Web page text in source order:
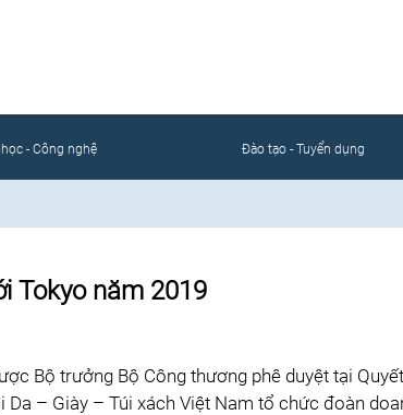
- Công nghệ Đào tạo - Tuyển dụng
Tokyo năm 2019
Bộ trưởng Bộ Công thương phê duyệt tại Quyết
– Giày – Túi xách Việt Nam tổ chức đoàn